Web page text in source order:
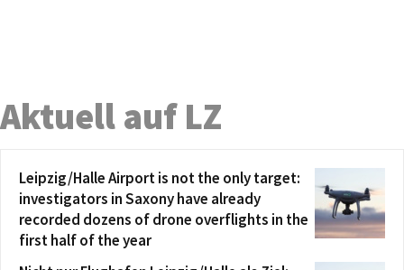
Aktuell auf LZ
Leipzig/Halle Airport is not the only target:
investigators in Saxony have already
recorded dozens of drone overflights in the
first half of the year